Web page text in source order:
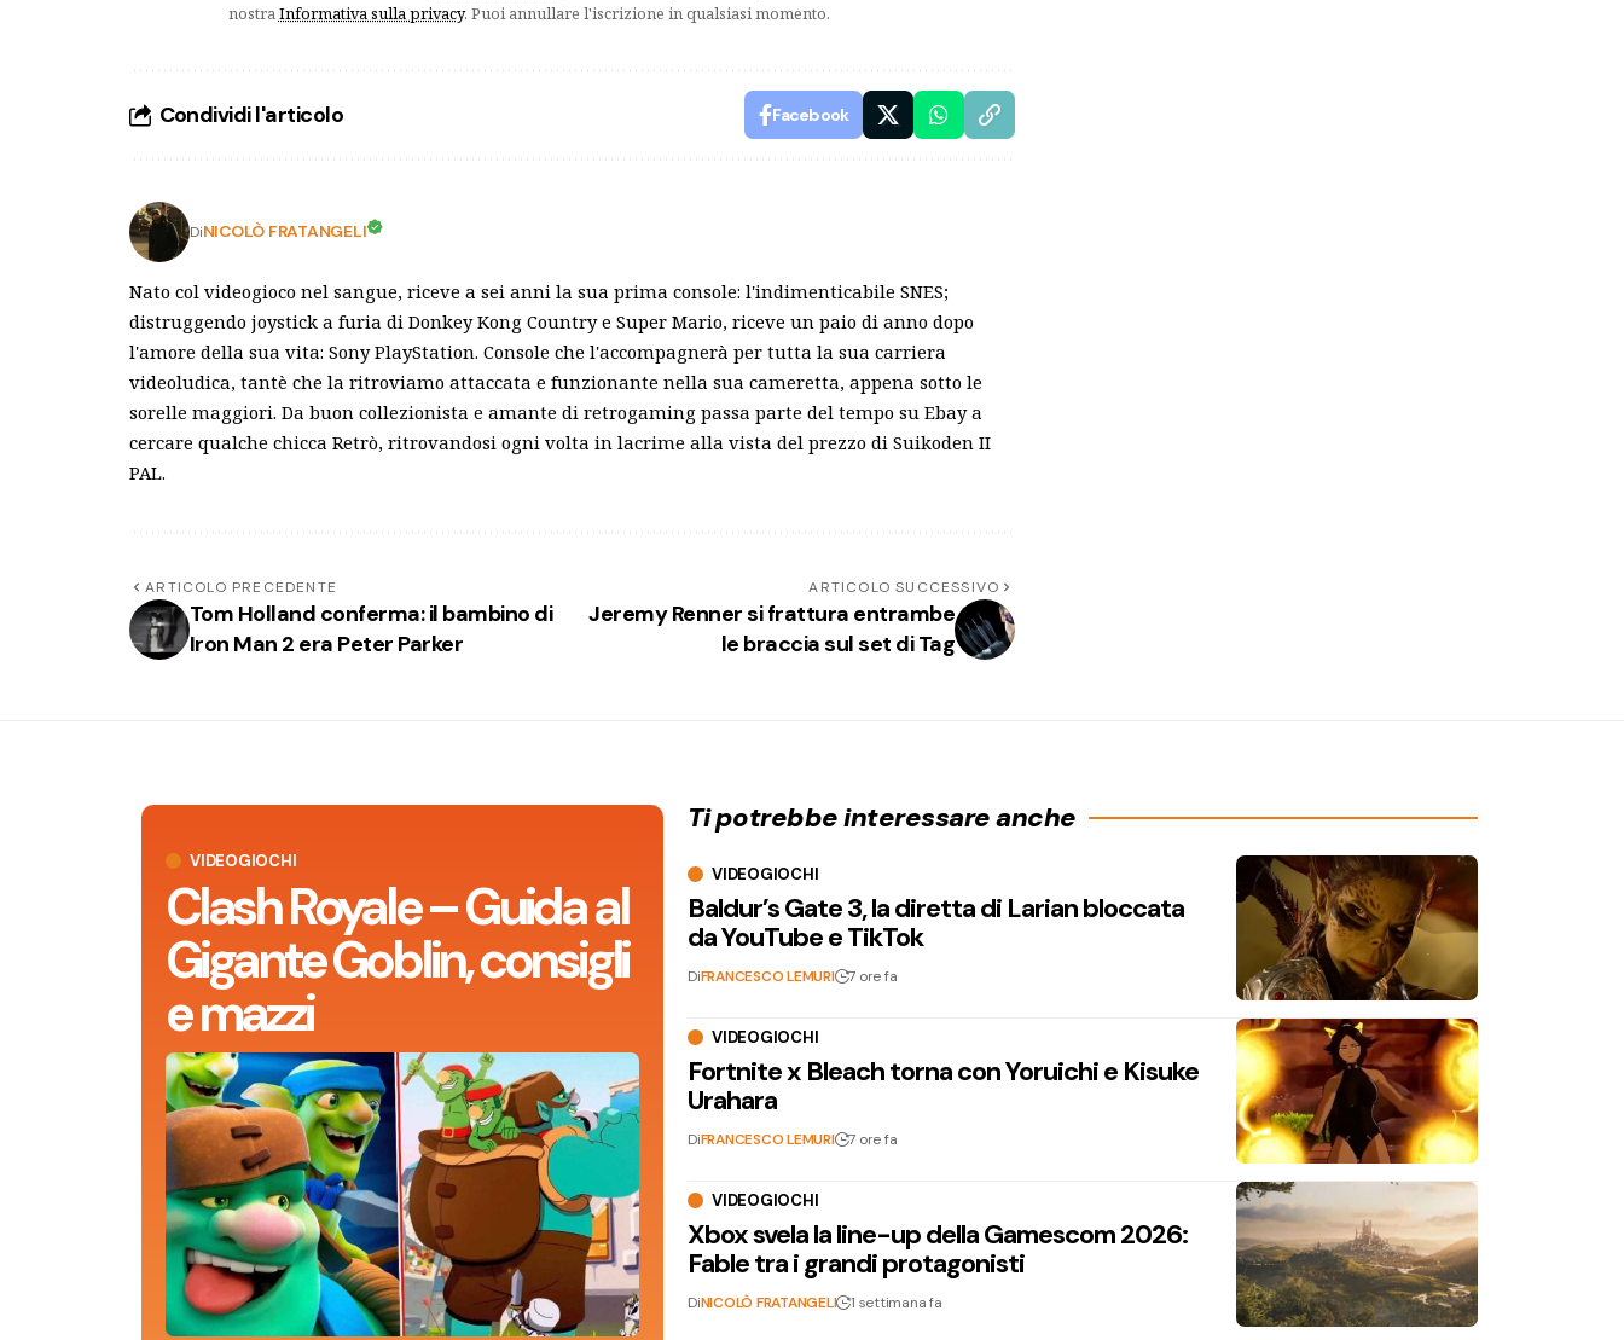
nostraInformativa sulla privacy. Puoi annullare l'iscrizione in qualsiasi momento.
Condividi l'articolo Facebook
DiNICOLÒ FRATANGELI
Nato col videogioco nel sangue, riceve a sei anni la sua prima console: l'indimenticabile SNES;
distruggendo joystick a furia di Donkey Kong Country e Super Mario, riceve un paio di anno dopo
l'amore della sua vita: Sony PlayStation. Console che l'accompagnerà per tutta la sua carriera
videoludica, tantè che la ritroviamo attaccata e funzionante nella sua cameretta, appena sotto le
sorelle maggiori. Da buon collezionista e amante di retrogaming passa parte del tempo su Ebay a
cercare qualche chicca Retrò, ritrovandosi ogni volta in lacrime alla vista del prezzo di Suikoden II
PAL.
ARTICOLO PRECEDENTE
Tom Holland conferma: il bambino di
Iron Man 2 era Peter Parker
ARTICOLO SUCCESSIVO
Jeremy Renner si frattura entrambe
le braccia sul set di Tag
VIDEOGIOCHI
Clash Royale – Guida al
Gigante Goblin, consigli
e mazzi
Ti potrebbe interessare anche
VIDEOGIOCHI
Baldur’s Gate 3, la diretta di Larian bloccata
da YouTube e TikTok
DiFRANCESCO LEMURI 7 ore fa
VIDEOGIOCHI
Fortnite x Bleach torna con Yoruichi e Kisuke
Urahara
DiFRANCESCO LEMURI 7 ore fa
VIDEOGIOCHI
Xbox svela la line-up della Gamescom 2026:
Fable tra i grandi protagonisti
DiNICOLÒ FRATANGELI 1 settimana fa